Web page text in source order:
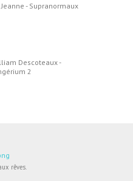
- Supranormaux
Descoteaux -
2
rêves.